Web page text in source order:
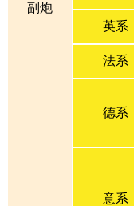
副炮
英系
法系
德系
意系